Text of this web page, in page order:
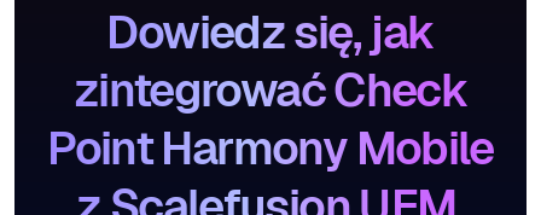
Dowiedz się, jak
zintegrować Check
Point Harmony Mobile